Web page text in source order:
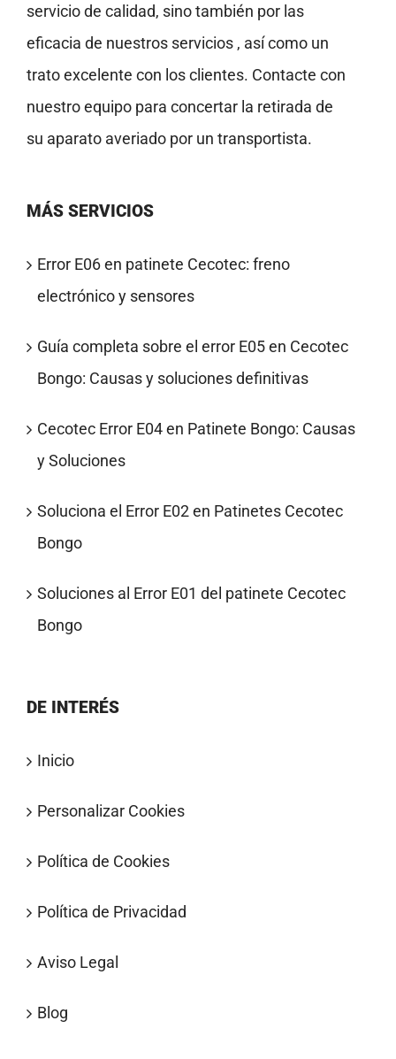
servicio de calidad, sino también por las
eficacia de nuestros servicios , así como un
trato excelente con los clientes. Contacte con
nuestro equipo para concertar la retirada de
su aparato averiado por un transportista.
MÁS SERVICIOS
Error E06 en patinete Cecotec: freno
electrónico y sensores
Guía completa sobre el error E05 en Cecotec
Bongo: Causas y soluciones definitivas
Cecotec Error E04 en Patinete Bongo: Causas
y Soluciones
Soluciona el Error E02 en Patinetes Cecotec
Bongo
Soluciones al Error E01 del patinete Cecotec
Bongo
DE INTERÉS
Inicio
Personalizar Cookies
Política de Cookies
Política de Privacidad
Aviso Legal
Blog